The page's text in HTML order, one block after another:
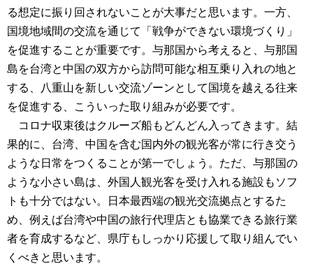
る想定に振り回されないことが大事だと思います。一方、
国境地域間の交流を通じて「戦争ができない環境づくり」
を促進することが重要です。与那国から考えると、与那国
島を台湾と中国の双方から訪問可能な相互乗り入れの地と
する、八重山を新しい交流ゾーンとして国境を越える往来
を促進する、こういった取り組みが必要です。
コロナ収束後はクルーズ船もどんどん入ってきます。結
果的に、台湾、中国を含む国内外の観光客が常に行き交う
ような日常をつくることが第一でしょう。ただ、与那国の
ような小さい島は、外国人観光客を受け入れる施設もソフ
トも十分ではない。日本最西端の観光交流拠点とするた
め、例えば台湾や中国の旅行代理店とも協業できる旅行業
者を育成するなど、県庁もしっかり応援して取り組んでい
くべきと思います。